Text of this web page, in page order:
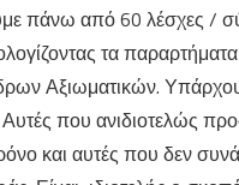
πάνω από 60 λέσχες /
τα
Αξιωματικών.
που ανιδιοτελώς
και αυτές που δεν